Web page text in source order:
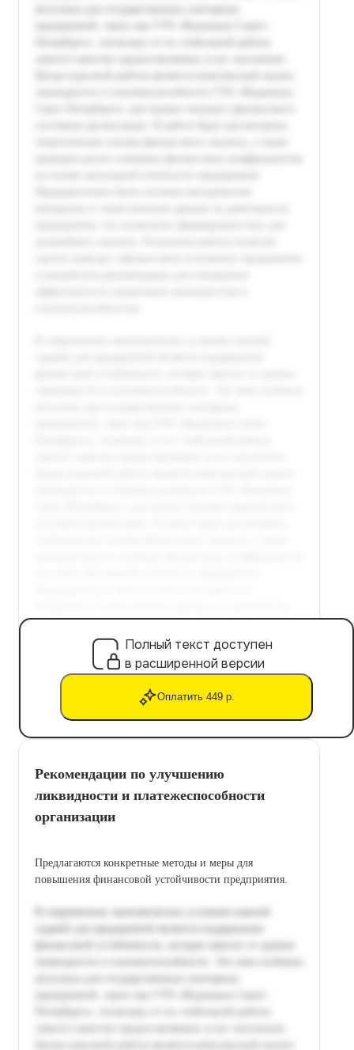
Полный текст доступен
в расширенной версии
Оплатить 449 р.
Рекомендации по улучшению
ликвидности и платежеспособности
организации
Предлагаются конкретные методы и меры для
повышения финансовой устойчивости предприятия.